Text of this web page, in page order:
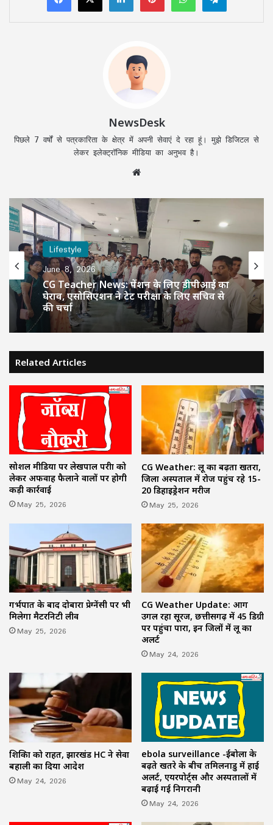
NewsDesk
पिछले 7 वर्षों से पत्रकारिता के क्षेत्र में अपनी सेवाएं दे रहा हूं। मुझे डिजिटल से
लेकर इलेक्ट्रॉनिक मीडिया का अनुभव है।
Lifestyle
June 8, 2026
CG Teacher News: पेंशन के लिए डीपीआई का
घेराव, एसोसिएशन ने टेट परीक्षा के लिए सचिव से
की चर्चा
Related Articles
सोशल मीडिया पर लेखपाल परीक्षा को
लेकर अफवाह फैलाने वालों पर होगी
कड़ी कार्रवाई
May 25, 2026
CG Weather: लू का बढ़ता खतरा,
जिला अस्पताल में रोज पहुंच रहे 15-
20 डिहाइड्रेशन मरीज
May 25, 2026
गर्भपात के बाद दोबारा प्रेग्नेंसी पर भी
मिलेगा मैटरनिटी लीव
May 25, 2026
CG Weather Update: आग
उगल रहा सूरज, छत्तीसगढ़ में 45 डिग्री
पर पहुंचा पारा, इन जिलों में लू का
अलर्ट
May 24, 2026
शिक्षिका को राहत, झारखंड HC ने सेवा
बहाली का दिया आदेश
May 24, 2026
ebola surveillance -ईबोला के
बढ़ते खतरे के बीच तमिलनाडु में हाई
अलर्ट, एयरपोर्ट्स और अस्पतालों में
बढ़ाई गई निगरानी
May 24, 2026